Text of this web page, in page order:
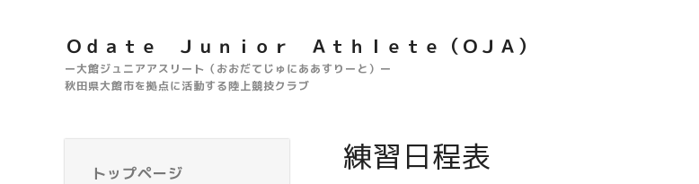
Ｏｄａｔｅ Ｊｕｎｉｏｒ Ａｔｈｌｅｔｅ（ＯＪＡ）
ー大館ジュニアアスリート（おおだてじゅにああすりーと）ー
秋田県大館市を拠点に活動する陸上競技クラブ
トップページ
練習日程表